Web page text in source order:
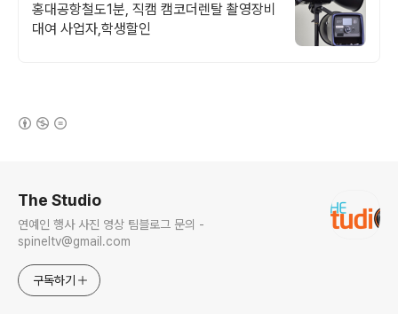
홍대공항철도1분, 직캠 캠코더렌탈 촬영장비
대여 사업자,학생할인
The Studio
연예인 행사 사진 영상 팀블로그 문의 -
spineltv@gmail.com
구독하기